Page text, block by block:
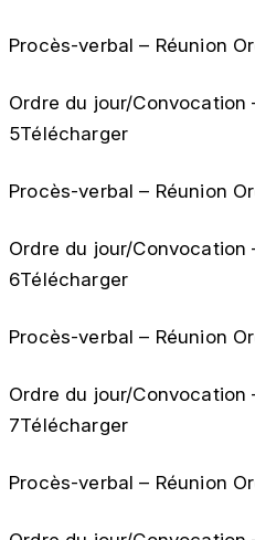
Procès-verbal – Réunion
Ordre du jour/Convocation
5Télécharger
Procès-verbal – Réunion
Ordre du jour/Convocation
6Télécharger
Procès-verbal – Réunion
Ordre du jour/Convocation
7Télécharger
Procès-verbal – Réunion